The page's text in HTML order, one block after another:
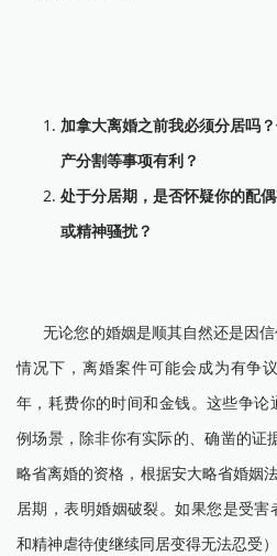
加拿大离婚之前我必须分居吗
产分割等事项有利？
处于分居期，是否怀疑你的配
或精神骚扰？
无论您的婚姻是顺其自然还是因
情况下，离婚案件可能会成为有争
年，耗费你的时间和金钱。这些争论
例场景，除非你有实际的、确凿的证
略省离婚的资格，根据安大略省婚姻
居期，表明婚姻破裂。如果您是受
和精神虐待使继续同居变得无法忍受